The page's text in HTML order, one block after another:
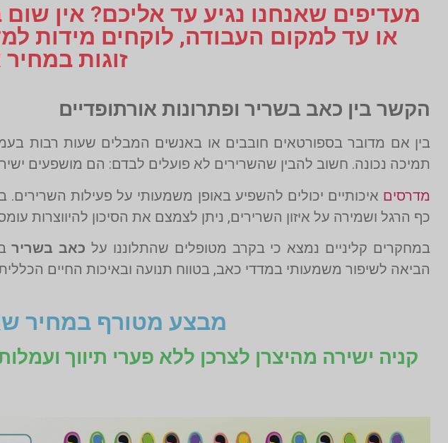
מעדיפים שאנחנו נגיע עד אליכם? אין
זוגות
הקשר בין כאב בשריר ופתרונות אורתופדיים
בין אם מדובר בספורטאים חובבים או באנשים המבלים שעות רבות
תמיכה נכונה. חשוב להבין שהשרירים לא פועלים לבדם: הם מושפעים
מדרסים איכותיים יכולים להשפיע באופן משמעותי על פעילות
כף הרגל ושמירה על איזון השרירים, ניתן לצמצם את הסיכון להיווצרות
במחקרים קליניים נמצא כי בקרב מטופלים שהתלוננו על כאב בשריר
הביאה לשיפור משמעותי במדדי כאב, בטווח תנועה ובאיכות החיים
מבצע מטורף במחיר
קניה ישירה מהיצרן לצרכן ללא פערי תיווך